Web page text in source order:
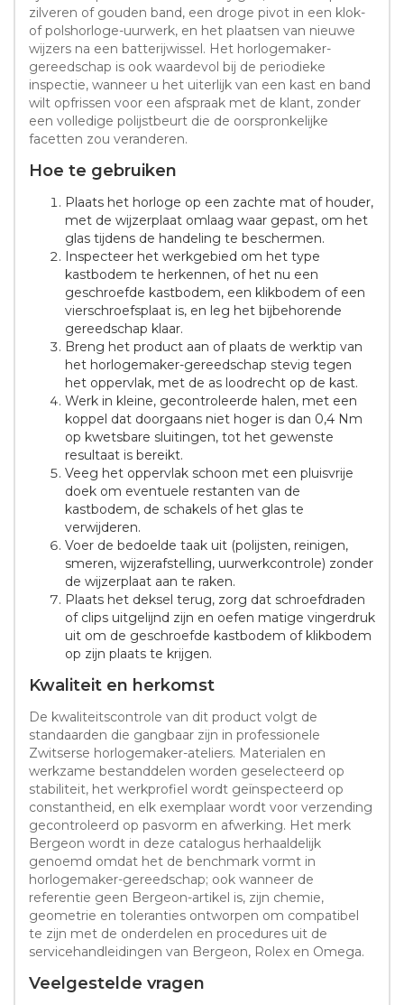
zilveren of gouden band, een droge pivot in een klok-
of polshorloge-uurwerk, en het plaatsen van nieuwe
wijzers na een batterijwissel. Het horlogemaker-
gereedschap is ook waardevol bij de periodieke
inspectie, wanneer u het uiterlijk van een kast en band
wilt opfrissen voor een afspraak met de klant, zonder
een volledige polijstbeurt die de oorspronkelijke
facetten zou veranderen.
Hoe te gebruiken
Plaats het horloge op een zachte mat of houder,
met de wijzerplaat omlaag waar gepast, om het
glas tijdens de handeling te beschermen.
Inspecteer het werkgebied om het type
kastbodem te herkennen, of het nu een
geschroefde kastbodem, een klikbodem of een
vierschroefsplaat is, en leg het bijbehorende
gereedschap klaar.
Breng het product aan of plaats de werktip van
het horlogemaker-gereedschap stevig tegen
het oppervlak, met de as loodrecht op de kast.
Werk in kleine, gecontroleerde halen, met een
koppel dat doorgaans niet hoger is dan 0,4 Nm
op kwetsbare sluitingen, tot het gewenste
resultaat is bereikt.
Veeg het oppervlak schoon met een pluisvrije
doek om eventuele restanten van de
kastbodem, de schakels of het glas te
verwijderen.
Voer de bedoelde taak uit (polijsten, reinigen,
smeren, wijzerafstelling, uurwerkcontrole) zonder
de wijzerplaat aan te raken.
Plaats het deksel terug, zorg dat schroefdraden
of clips uitgelijnd zijn en oefen matige vingerdruk
uit om de geschroefde kastbodem of klikbodem
op zijn plaats te krijgen.
Kwaliteit en herkomst
De kwaliteitscontrole van dit product volgt de
standaarden die gangbaar zijn in professionele
Zwitserse horlogemaker-ateliers. Materialen en
werkzame bestanddelen worden geselecteerd op
stabiliteit, het werkprofiel wordt geïnspecteerd op
constantheid, en elk exemplaar wordt voor verzending
gecontroleerd op pasvorm en afwerking. Het merk
Bergeon wordt in deze catalogus herhaaldelijk
genoemd omdat het de benchmark vormt in
horlogemaker-gereedschap; ook wanneer de
referentie geen Bergeon-artikel is, zijn chemie,
geometrie en toleranties ontworpen om compatibel
te zijn met de onderdelen en procedures uit de
servicehandleidingen van Bergeon, Rolex en Omega.
Veelgestelde vragen